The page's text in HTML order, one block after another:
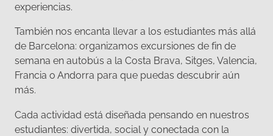
experiencias.
También nos encanta llevar a los estudiantes más allá
de Barcelona: organizamos excursiones de fin de
semana en autobús a la Costa Brava, Sitges, Valencia,
Francia o Andorra para que puedas descubrir aún
más.
Cada actividad está diseñada pensando en nuestros
estudiantes: divertida, social y conectada con la